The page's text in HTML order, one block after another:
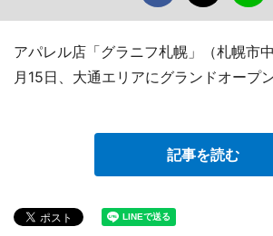
アパレル店「グラニフ札幌」（札幌市
月15日、大通エリアにグランドオープン
記事を読む